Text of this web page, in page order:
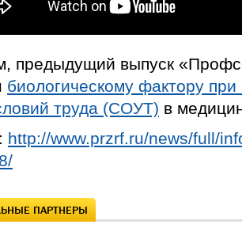
предыдущий выпуск
биологическому фактору
труда (СОУТ) в
http://www.przrf.ru/news/full/
ПАРТНЕРЫ